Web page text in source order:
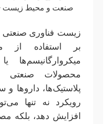
بر استفاده از
میکروارگانیسم‌ها
محصولات صنعتی
پلاستیک‌ها، داروها
رویکرد نه تنها
افزایش دهد، بلکه